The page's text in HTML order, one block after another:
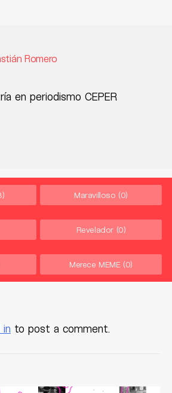
Romero
en periodismo CEPER
Maravilloso (0)
Revelador (0)
Merece MEME (0)
to post a comment.